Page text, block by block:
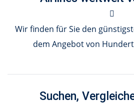
Wir finden für Sie den
dem Angebot von
Suchen,